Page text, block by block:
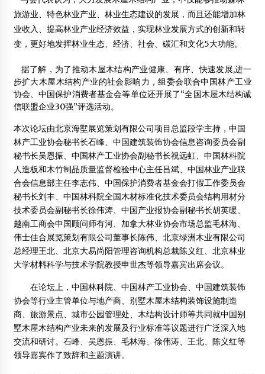
2015年4月21日
木结构建筑方兴未艾 多方面优势显现
2012年4月2日
广东省四会市永健木材厂
2013年2月4日
2013届木结构建筑专业毕业生“双选会”成功举办
地板业无拐点 楼市发展带动木地板业飞奔
2012年2月13日
现代木结构体系关键技术研究与工程应用通过鉴定
2016年12月5日
旅游业、特色林业产业、林业生态建设的发展，而且还能增加林
业收入、提高林业产业经济效益，实现林业发展方式的创新和转
变，更好地发挥林业生态、经济、社会、碳汇和文化5大功能。
据了解，为了推动木屋木结构产业健康、有序、快速发展,进一
步扩大木屋木结构产业的社会影响力，组委会联合中国林产工业
协会、中国保护消费者基金会等单位还开展了“全国木屋木结构诚
信联盟企业30强”评选活动。
本次论坛由北京海墅展览策划有限公司项目总监段学主持，中国
林产工业协会秘书长石峰、中国建筑装饰协会信息咨询委员会副
秘书长吴恩振、中国林产工业协会副秘书长祝远虹、中国林科院
人造板和木竹制品质量监督检验中心主任吕斌、中国林业产业联
合会信息部主任李志伟、中国保护消费者基金会打假工作委员会
秘书长刘丰、中国林科院全国木材标准化技术委员会结构用材分
技术委员会副秘书长徐伟涛、中国产业报协会副秘书长胡英暖、
越南工商会中国顾问师有河、加拿大林业协会市场总监毛林海、
伟士佳合展览策划有限公司董事长陈伟、北京绿洲木业有限公司
总经理王北、北京大易尚阳管理咨询机构总裁陈义红、北京林业
大学材料科学与技术学院教授申世杰等领导嘉宾出席会议。
在论坛上，中国林科院、中国林产工业协会、中国建筑装饰
协会等行业主管单位与地产商、别墅木屋木结构装饰设施制造
商、旅游景点、城市公园管理处、木结构设计师等共同就中国别
墅木屋木结构产业未来的发展及行业标准等议题进行广泛深入地
交流和研讨。石峰、吴恩振、毛林海、徐伟涛、王北、陈义红等
领导嘉宾作了致辞和主题演讲。